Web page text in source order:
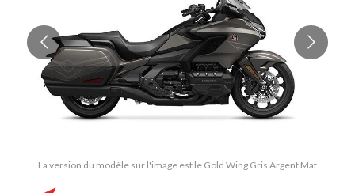
La version du modèle sur l'image est le Gold Wing Gris Argent Mat